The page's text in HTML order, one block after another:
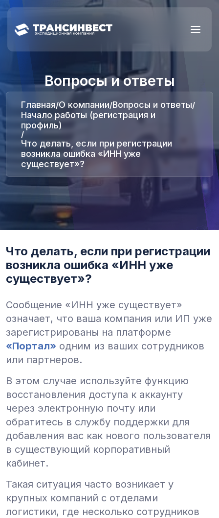
Вопросы и ответы
Главная/О компании/Вопросы и ответы/
Начало работы (регистрация и
профиль)
/
Что делать, если при регистрации
возникла ошибка «ИНН уже
существует»?
Что делать, если при регистрации
возникла ошибка «ИНН уже
существует»?
Сообщение «ИНН уже существует»
означает, что ваша компания или ИП уже
зарегистрированы на платформе
«Портал» одним из ваших сотрудников
или партнеров.
В этом случае используйте функцию
восстановления доступа к аккаунту
через электронную почту или
обратитесь в службу поддержки для
добавления вас как нового пользователя
в существующий корпоративный
кабинет.
Такая ситуация часто возникает у
крупных компаний с отделами
логистики, где несколько сотрудников